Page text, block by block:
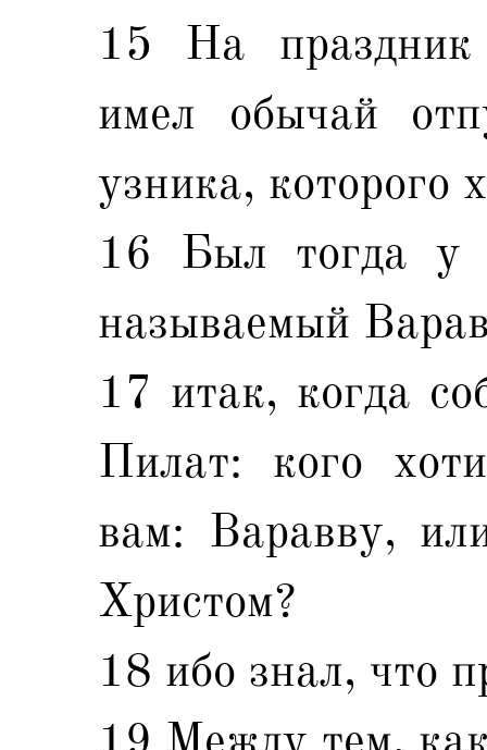
15 На
имел обычай
узника, которого
16 Был тогда у
называемый
17 итак, когда
Пилат: кого
вам: Варавву,
Христом?
18 ибо знал, что